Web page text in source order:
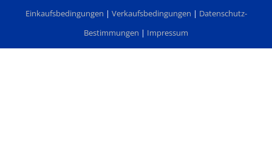
Einkaufsbedingungen | Verkaufsbedingungen | Datenschutz-
Bestimmungen | Impressum